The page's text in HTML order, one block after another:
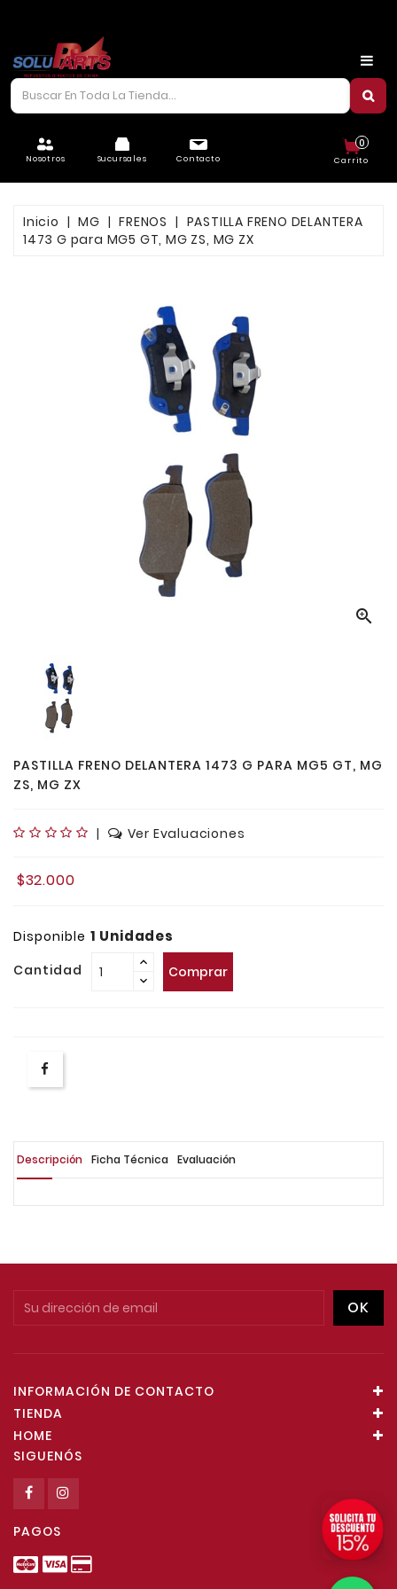
Nosotros Sucursales Contacto Carrito
0
CARROCERÍA
ELÉCTRICO
FRENOS
Inicio MG FRENOS
PASTILLA FRENO DELANTERA
1473 G para MG5 GT, MG ZS, MG ZX

PASTILLA FRENO DELANTERA 1473 G PARA MG5 GT, MG
ZS, MG ZX
| Ver Evaluaciones
$32.000
Disponible 1 Unidades
Cantidad Comprar
Descripción Ficha Técnica Evaluación
INFORMACIÓN DE CONTACTO
TIENDA
HOME
SIGUENÓS
PAGOS